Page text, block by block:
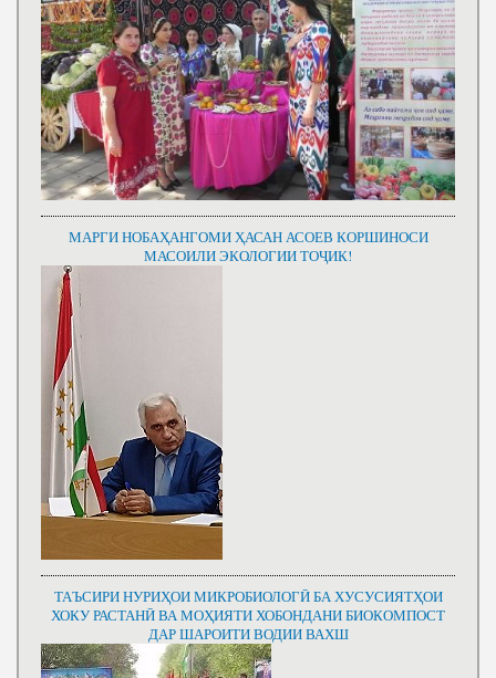
МАРГИ НОБАҲАНГОМИ ҲАСАН АСОЕВ КОРШИНОСИ
МАСОИЛИ ЭКОЛОГИИ ТОҶИК!
ТАЪСИРИ НУРИҲОИ МИКРОБИОЛОГӢ БА ХУСУСИЯТҲОИ
ХОКУ РАСТАНӢ ВА МОҲИЯТИ ХОБОНДАНИ БИОКОМПОСТ
ДАР ШАРОИТИ ВОДИИ ВАХШ